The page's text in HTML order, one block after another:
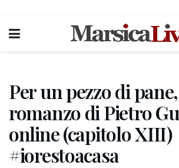
Per un pezzo di
romanzo di Pietro
online (capitolo XIII)
#iorestoacasa